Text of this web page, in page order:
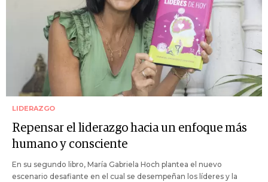
LIDERAZGO
Repensar el liderazgo hacia un enfoque más
humano y consciente
En su segundo libro, María Gabriela Hoch plantea el nuevo
escenario desafiante en el cual se desempeñan los líderes y la